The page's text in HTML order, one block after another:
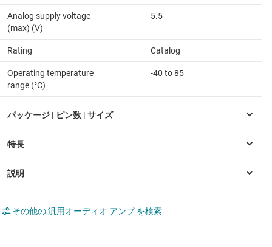
Analog supply voltage
(max) (V)
5.5
Rating Catalog
Operating temperature
range (°C)
-40 to 85
その他の 汎用オーディオ アンプ を検索